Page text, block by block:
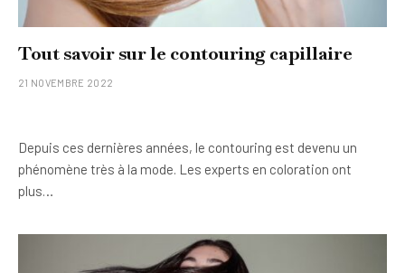
Tout savoir sur le contouring capillaire
21 NOVEMBRE 2022
Depuis ces dernières années, le contouring est devenu un
phénomène très à la mode. Les experts en coloration ont
plus…